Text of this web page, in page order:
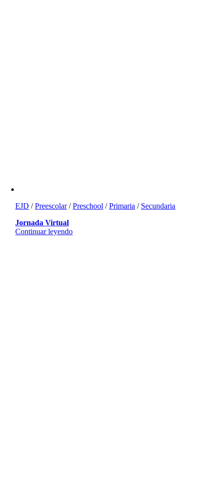
EJD /Preescolar/Preschool /Primaria / Secundaria
Jornada Virtual
Continuar leyendo